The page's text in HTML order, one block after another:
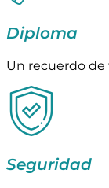
Diploma
Un recuerdo
Seguridad